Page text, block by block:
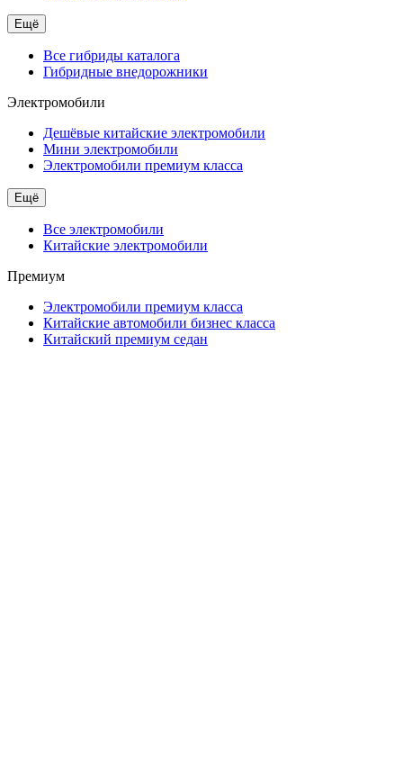
Ещё
Все гибриды каталога
Гибридные внедорожники
Электромобили
Дешёвые китайские электромобили
Мини электромобили
Электромобили премиум класса
Ещё
Все электромобили
Китайские электромобили
Премиум
Электромобили премиум класса
Китайские автомобили бизнес класса
Китайский премиум седан